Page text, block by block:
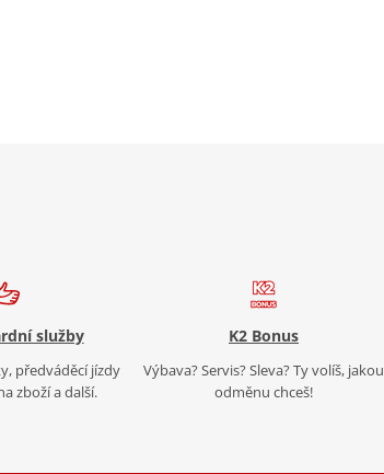
služby
předváděcí jízdy
zboží a další.
K2 Bonus
Výbava? Servis? Sleva? Ty volíš, jakou
odměnu chceš!